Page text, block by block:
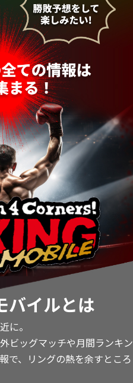
バイルとは
に。
ビッグマッチや月間ランキン
で、リングの熱を余すところ